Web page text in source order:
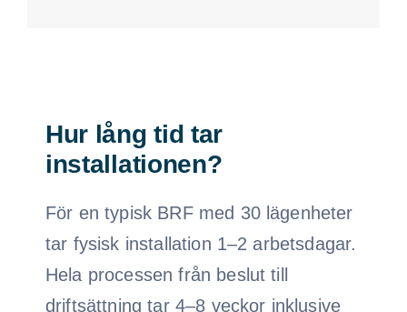
Hur lång tid tar
installationen?
För en typisk BRF med 30 lägenheter
tar fysisk installation 1–2 arbetsdagar.
Hela processen från beslut till
driftsättning tar 4–8 veckor inklusive